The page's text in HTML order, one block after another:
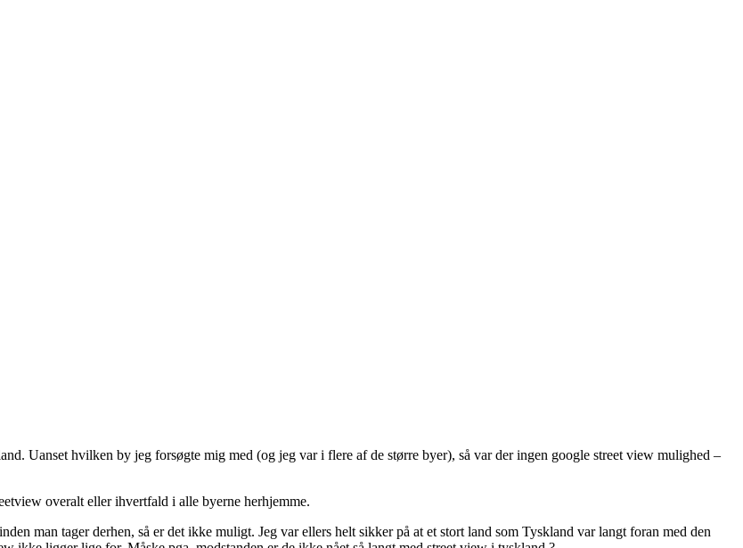
Uanset hvilken by jeg forsøgte mig med (og jeg var i flere af de større byer), så var der ingen google street view mulighed –
overalt eller ihvertfald i alle byerne herhjemme.
man tager derhen, så er det ikke muligt. Jeg var ellers helt sikker på at et stort land som Tyskland var langt foran med den